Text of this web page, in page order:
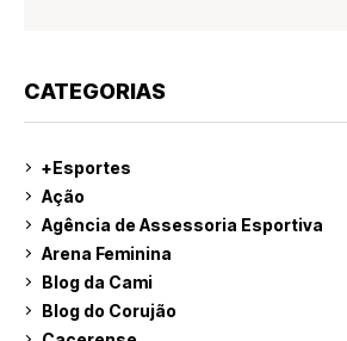
CATEGORIAS
+Esportes
Ação
Agência de Assessoria Esportiva
Arena Feminina
Blog da Cami
Blog do Corujão